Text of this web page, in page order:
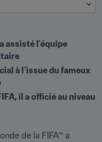
assisté l’équipe
à l’issue du fameux
il a officié au niveau
de la FIFA™ a